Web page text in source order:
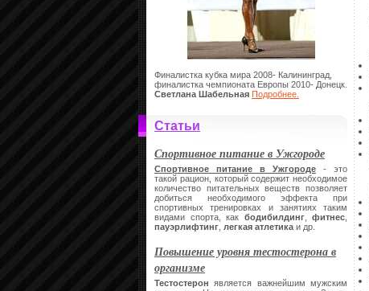
Финалистка кубка мира 2008- Калининград,
финалистка чемпионата Европы 2010- Донецк.
Светлана Шабельная Подробнее.
Статьи
Спортивное питание в Ужгороде
Спортивное питание в Ужгороде - это
такой рацион, который содержит необходимое
количество питательных веществ позволяет
добиться необходимого эффекта при
спортивных тренировках и занятиях таким
видами спорта, как бодибилдинг, фитнес
пауэрлифтинг легкая атлетика и др.
Повышение уровня тестостерона в
организме
Тестостерон является важнейшим мужским